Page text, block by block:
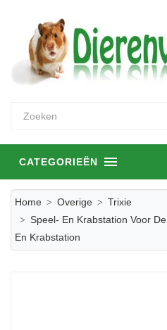
CATEGORIEËN
Home Overige
Trixie
Speel- En Krabstation Voor
En Krabstation